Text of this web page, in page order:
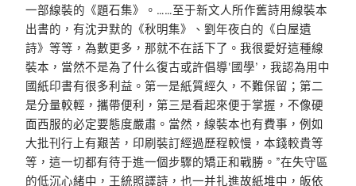
一部線裝的《題石集》。……至于新文人所作舊詩用線裝本
出書的，有沈尹默的《秋明集》、劉年夜白的《白屋遺
詩》等等，為數更多，那就不在話下了。我很愛好這種線
裝本，當然不是為了什么復古或許倡導‘國學’，我認為用中
國紙印書有很多利益。第一是紙質經久，不難保留；第二
是分量較輕，攜帶便利，第三是看起來便于掌握，不像硬
面西服的必定要態度嚴肅。當然，線裝本也有費事，例如
大批刊行上有艱苦，印刷裝訂經過歷程較慢，本錢較貴等
等，這一切都有待于進一個步驟的矯正和戰勝。”在失守區
的低沉心緒中，王統照譯詩，也一并扎進故紙堆中，皈依